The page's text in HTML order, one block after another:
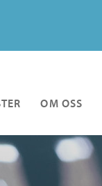
OM OSS